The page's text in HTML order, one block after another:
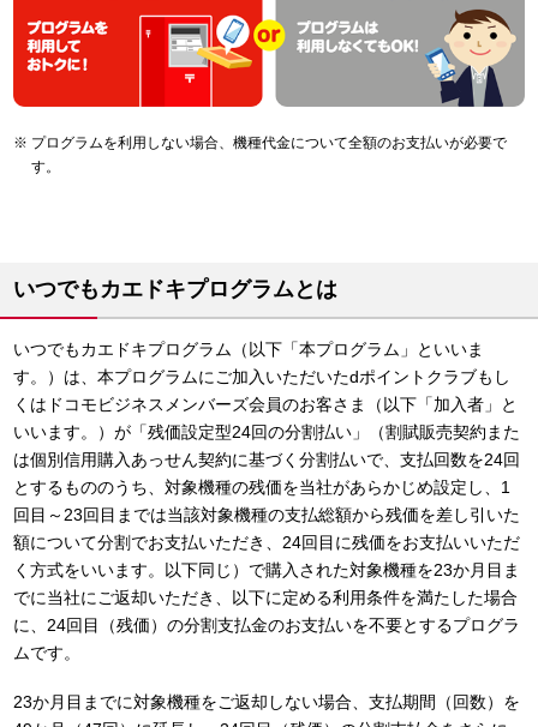
プログラムを利用しない場合、機種代金について全額のお支払いが必要で
す。
いつでもカエドキプログラムとは
いつでもカエドキプログラム（以下「本プログラム」といいま
す。）は、本プログラムにご加入いただいたdポイントクラブもし
くはドコモビジネスメンバーズ会員のお客さま（以下「加入者」と
いいます。）が「残価設定型24回の分割払い」（割賦販売契約また
は個別信用購入あっせん契約に基づく分割払いで、支払回数を24回
とするもののうち、対象機種の残価を当社があらかじめ設定し、1
回目～23回目までは当該対象機種の支払総額から残価を差し引いた
額について分割でお支払いただき、24回目に残価をお支払いいただ
く方式をいいます。以下同じ）で購入された対象機種を23か月目ま
でに当社にご返却いただき、以下に定める利用条件を満たした場合
に、24回目（残価）の分割支払金のお支払いを不要とするプログラ
ムです。
23か月目までに対象機種をご返却しない場合、支払期間（回数）を